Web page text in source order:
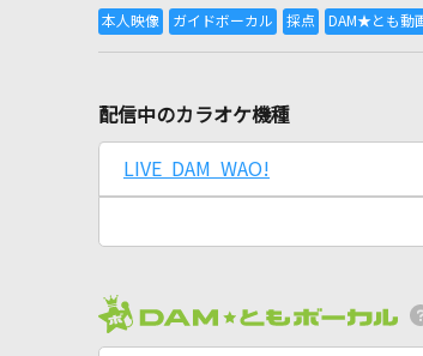
配信中のカラオケ機種
LIVE DAM WAO!